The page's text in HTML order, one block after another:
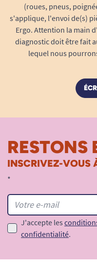
(roues, pneus,
s'applique, l'envoi de(s)
Ergo. Attention la main
diagnostic doit être fait
lequel nous
RESTONS
INSCRIVEZ-VOUS
*
J'accepte les
confidentialité.